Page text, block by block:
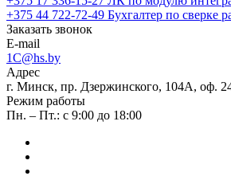
+375 44 722-72-49 Бухгалтер по сверке
Заказать звонок
E-mail
1C@hs.by
Адрес
г. Минск, пр. Дзержинского, 104А, оф.
Режим работы
Пн. – Пт.: с 9:00 до 18:00